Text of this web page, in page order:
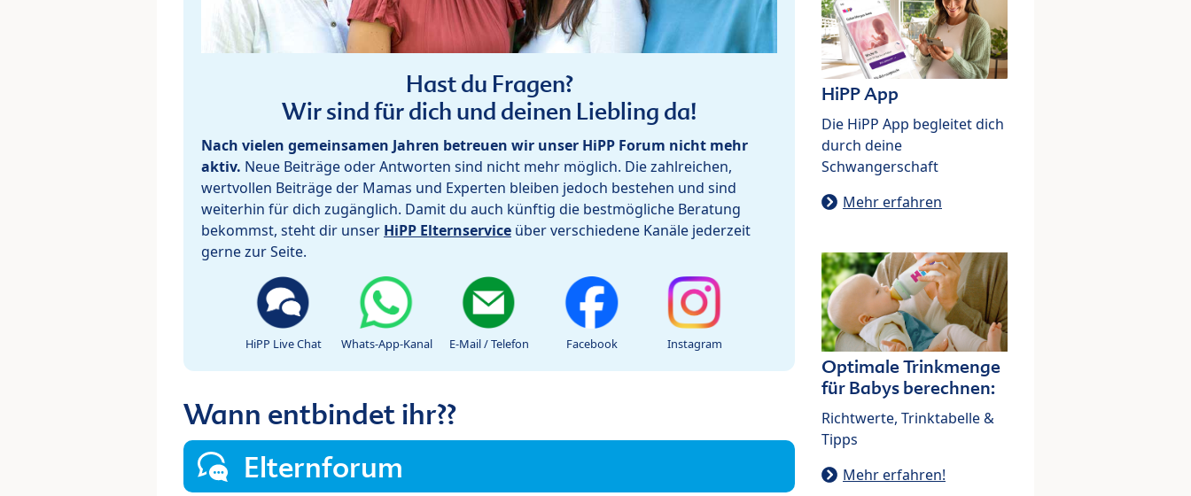
Hast du Fragen?
Wir sind für dich und deinen Liebling da!
Nach vielen gemeinsamen Jahren betreuen wir unser HiPP Forum nicht mehr
aktiv. Neue Beiträge oder Antworten sind nicht mehr möglich. Die zahlreichen,
wertvollen Beiträge der Mamas und Experten bleiben jedoch bestehen und sind
weiterhin für dich zugänglich. Damit du auch künftig die bestmögliche Beratung
bekommst, steht dir unser HiPP Elternservice über verschiedene Kanäle jederzeit
gerne zur Seite.
HiPP Live Chat Whats-App-Kanal E-Mail / Telefon Facebook Instagram
Wann entbindet ihr??
Elternforum
HiPP App
Die HiPP App begleitet dich
durch deine
Schwangerschaft
Mehr erfahren
Optimale Trinkmenge
für Babys berechnen:
Richtwerte, Trinktabelle &
Tipps
Mehr erfahren!